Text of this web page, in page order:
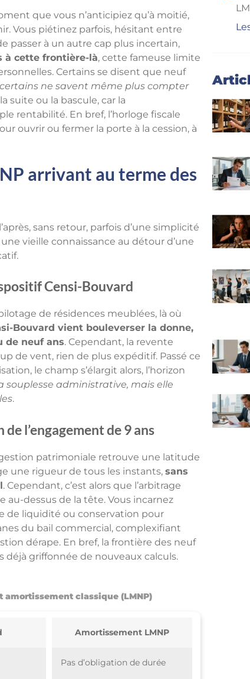
que vous n’anticipiez qu’à moitié,
Vous piétinez parfois, hésitant entre
passer à un autre cap plus incertain,
à cette frontière-là, cette fameuse limite
Certains se disent que neuf
certains ne savent même plus compter
suite ou la bascule, car la
rentabilité. En bref, l’horloge fiscale
ouvrir ou fermer la porte à la cession, à
arrivant au terme des
sans retour, parfois d’une simplicité
vieille connaissance au détour d’une
Censi-Bouvard
de résidences meublées, là où
Bouvard vient bouleverser la donne,
de neuf ans. Cependant, la revente
de vent, rien de plus expéditif. Passé ce
le champ s’élargit alors, l’horizon
souplesse administrative, mais elle
.
l’engagement de 9 ans
patrimoniale retrouve une latitude
une rigueur de tous les instants, sans
. Cependant, c’est alors que l’arbitrage
au-dessus de la tête. Vous incarnez
de liquidité ou conservation pour
du bail commercial, complexifiant
dérape. En bref, la frontière des neuf
déjà griffonnée de nouveaux calculs.
amortissement classique (LMNP)
Amortissement LMNP
Pas d’obligation de durée
En